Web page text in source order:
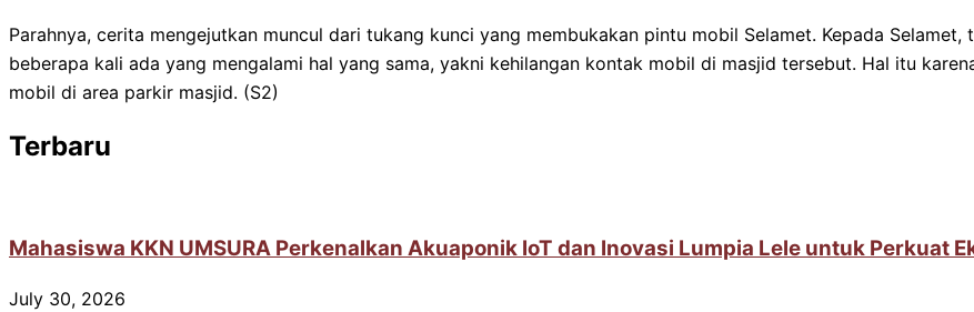
Parahnya, cerita mengejutkan muncul dari tukang kunci yang membukakan pintu mobil Selamet. Kepada
beberapa kali ada yang mengalami hal yang sama, yakni kehilangan kontak mobil di masjid tersebut. Hal itu
mobil di area parkir masjid. (S2)
Terbaru
Mahasiswa KKN UMSURA Perkenalkan Akuaponik IoT dan Inovasi Lumpia Lele untuk Perkuat
July 30, 2026